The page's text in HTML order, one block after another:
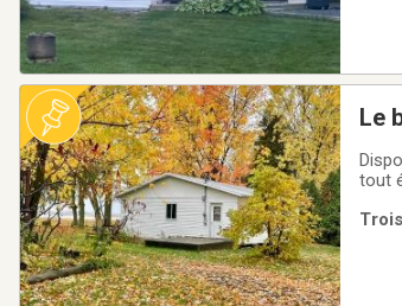
tout